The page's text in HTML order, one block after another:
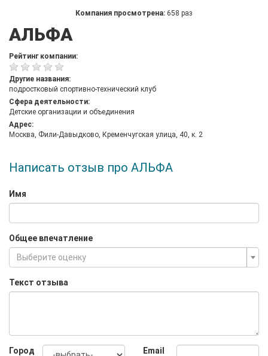
Компания просмотрена: 658 раз
АЛЬФА
Рейтинг компании:
Другие названия:
подростковый спортивно-технический клуб
Сфера деятельности:
Детские организации и объединения
Адрес:
Москва, Фили-Давыдково, Кременчугская улица, 40, к. 2
Написать отзыв про АЛЬФА
Имя
Общее впечатление
Выберите оценку
Текст отзыва
Город Email